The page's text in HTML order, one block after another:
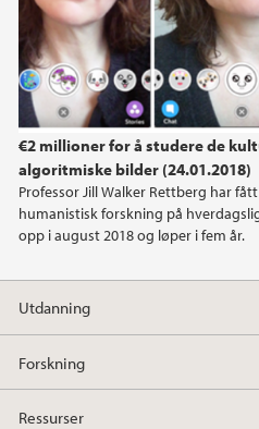
€2 millioner for å studere de
algoritmiske bilder (24.01.2018)
Professor Jill Walker Rettberg har
humanistisk forskning på
opp i august 2018 og løper i fem år.
2015
Utdanning
Forskning
Ressurser